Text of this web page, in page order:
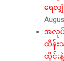
ရေလျှံ
အလုပ်
ထိန်း
ထိုင်း